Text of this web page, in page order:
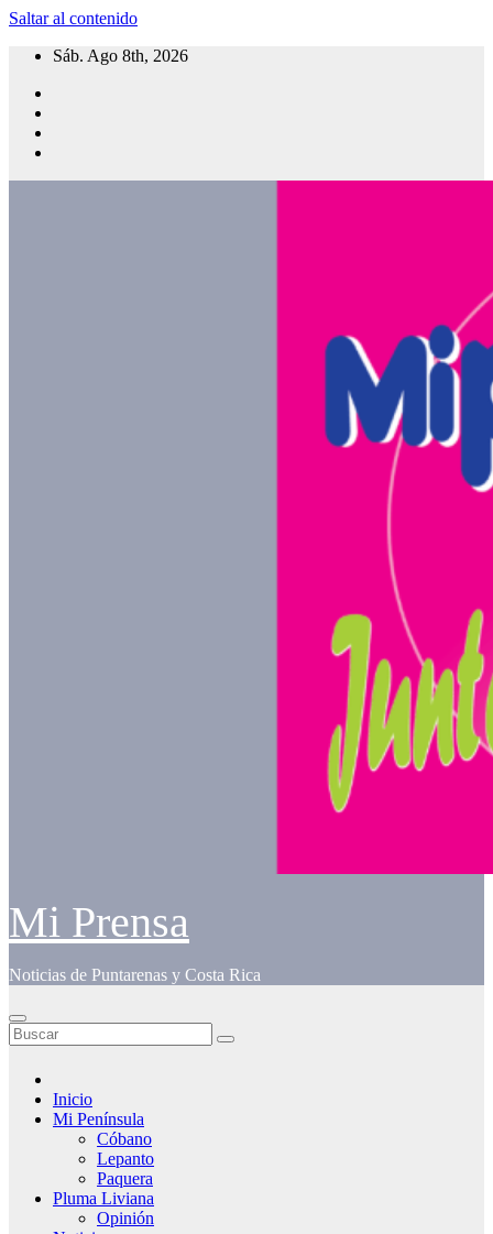
Saltar al contenido
Sáb. Ago 8th, 2026
Mi Prensa
Noticias de Puntarenas y Costa Rica
Inicio
Mi Península
Cóbano
Lepanto
Paquera
Pluma Liviana
Opinión